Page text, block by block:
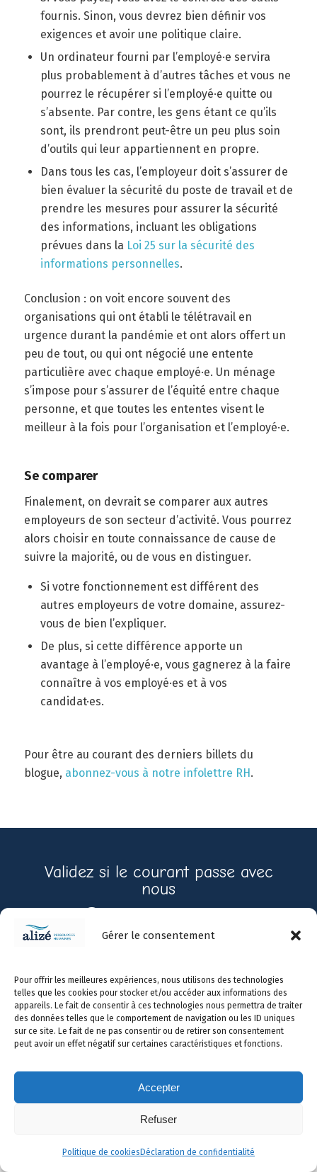
Gérer le consentement
Pour offrir les meilleures expériences, nous utilisons des technologies
telles que les cookies pour stocker et/ou accéder aux informations des
appareils. Le fait de consentir à ces technologies nous permettra de traiter
des données telles que le comportement de navigation ou les ID uniques
sur ce site. Le fait de ne pas consentir ou de retirer son consentement
peut avoir un effet négatif sur certaines caractéristiques et fonctions.
Accepter
Refuser
Politique de cookies Déclaration de confidentialité
fournis. Sinon, vous devrez bien définir vos
exigences et avoir une politique claire.
Un ordinateur fourni par l’employé·e servira
plus probablement à d’autres tâches et vous ne
pourrez le récupérer si l’employé·e quitte ou
s’absente. Par contre, les gens étant ce qu’ils
sont, ils prendront peut-être un peu plus soin
d’outils qui leur appartiennent en propre.
Dans tous les cas, l’employeur doit s’assurer de
bien évaluer la sécurité du poste de travail et de
prendre les mesures pour assurer la sécurité
des informations, incluant les obligations
prévues dans la Loi 25 sur la sécurité des
informations personnelles.
Conclusion : on voit encore souvent des
organisations qui ont établi le télétravail en
urgence durant la pandémie et ont alors offert un
peu de tout, ou qui ont négocié une entente
particulière avec chaque employé·e. Un ménage
s’impose pour s’assurer de l’équité entre chaque
personne, et que toutes les ententes visent le
meilleur à la fois pour l’organisation et l’employé·e.
Se comparer
Finalement, on devrait se comparer aux autres
employeurs de son secteur d’activité. Vous pourrez
alors choisir en toute connaissance de cause de
suivre la majorité, ou de vous en distinguer.
Si votre fonctionnement est différent des
autres employeurs de votre domaine, assurez-
vous de bien l’expliquer.
De plus, si cette différence apporte un
avantage à l’employé·e, vous gagnerez à la faire
connaître à vos employé·es et à vos
candidat·es.
Pour être au courant des derniers billets du
blogue, abonnez-vous à notre infolettre RH .
Validez si le courant passe avec
nous
Contactez-nous
Prendre
rendez-
vous
450-
966-
0731
info@alizerh.com
Voyez nos engagements envers nos client·es, nos abonné·es et la planète
Enfold WordPress Theme by Kriesi
Accueil Services Réalisations Équipe
Blogue Contact